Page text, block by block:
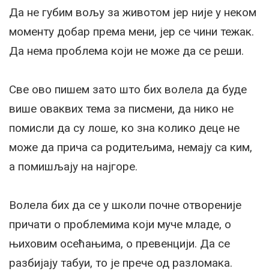
Да не губим вољу за животом јер није у неком
моменту добар према мени, јер се чини тежак.
Да нема проблема који не може да се реши.
Све ово пишем зато што бих волела да буде
више оваквих тема за писмени, да нико не
помисли да су лоше, ко зна колико деце не
може да прича са родитељима, немају са ким,
а помишљају на најгоре.
Волела бих да се у школи почне отвореније
причати о проблемима који муче младе, о
њиховим осећањима, о превенцији. Да се
разбијају табуи, то је прече од разломака.